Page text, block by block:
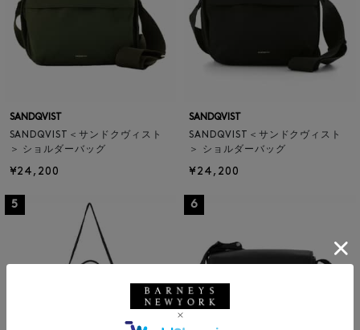
SANDQVIST
SANDQVIST＜サンドクヴィスト
＞ ショルダーバッグ
¥24,200
SANDQVIST
SANDQVIST＜サンドクヴィスト
＞ ショルダーバッグ
¥24,200
5 6